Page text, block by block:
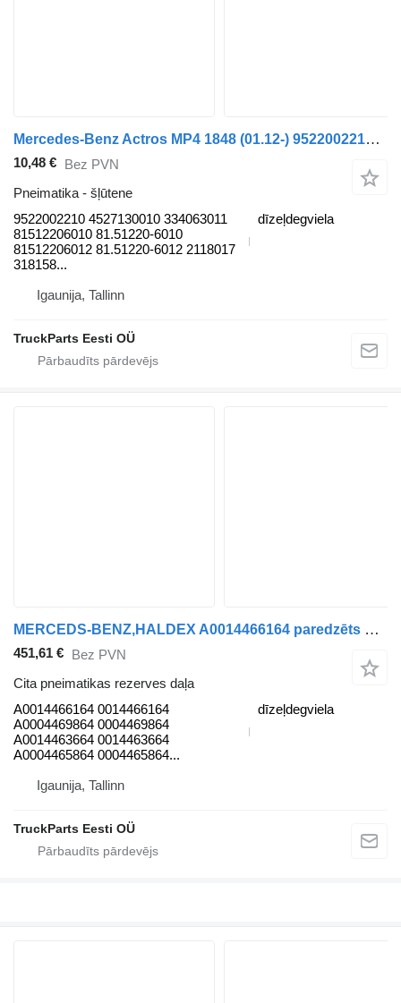
Mercedes-Benz Actros MP4 1848 (01.12-) 9522002210 šļūtene paredzēts Mercedes-Benz Actros MP4 Antos Arocs (2012-) vilcēja
10,48 € Bez PVN
Pneimatika - šļūtene
9522002210 4527130010 334063011
81512206010 81.51220-6010
81512206012 81.51220-6012 2118017
318158...
dīzeļdegviela
Igaunija, Tallinn
TruckParts Eesti OÜ
MERCEDS-BENZ,HALDEX A0014466164 paredzēts Mercedes-Benz Antos, Arocs, Actros MP4 (2012-) vilcēja
451,61 € Bez PVN
Cita pneimatikas rezerves daļa
A0014466164 0014466164
A0004469864 0004469864
A0014463664 0014463664
A0004465864 0004465864...
dīzeļdegviela
Igaunija, Tallinn
TruckParts Eesti OÜ